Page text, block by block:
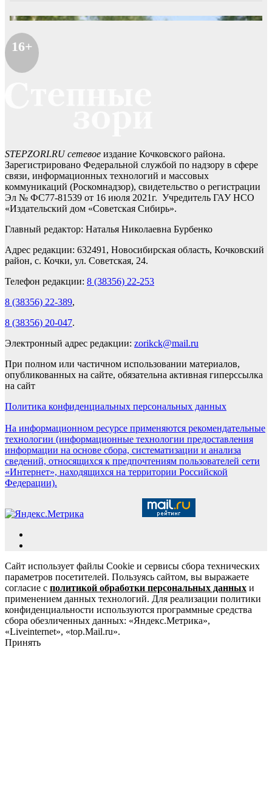
16+
STEPZORI.RU сетевое издание Кочковского района.
Зарегистрировано Федеральной службой по надзору в сфере
связи, информационных технологий и массовых
коммуникаций (Роскомнадзор), свидетельство о регистрации
Эл № ФС77-81539 от 16 июля 2021г. Учредитель ГАУ НСО
«Издательский дом «Советская Сибирь».
Главный редактор: Наталья Николаевна Бурбенко
Адрес редакции: 632491, Новосибирская область, Кочковский
район, с. Кочки, ул. Советская, 24.
Телефон редакции: 8 (38356) 22-253
8 (38356) 22-389,
8 (38356) 20-047.
Электронный адрес редакции: zorikck@mail.ru
При полном или частичном использовании материалов,
опубликованных на сайте, обязательна активная гиперссылка
на сайт
Политика конфиденциальных персональных данных
На информационном ресурсе применяются рекомендательные
технологии (информационные технологии предоставления
информации на основе сбора, систематизации и анализа
сведений, относящихся к предпочтениям пользователей сети
«Интернет», находящихся на территории Российской
Федерации).
Сайт использует файлы Cookie и сервисы сбора технических
параметров посетителей. Пользуясь сайтом, вы выражаете
согласие с политикой обработки персональных данных и
применением данных технологий. Для реализации политики
конфиденциальности используются программные средства
сбора обезличенных данных: «Яндекс.Метрика»,
«Liveinternet», «top.Mail.ru».
Принять